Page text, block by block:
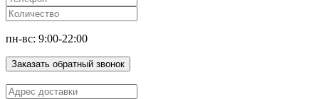
пн-вс: 9:00-22:00
Заказать обратный звонок